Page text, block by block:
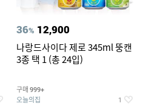
36% 12,900
나랑드사이다 제로 345ml 뚱캔
3종 택 1 (총 24입)
구매 999+
오늘의집 1